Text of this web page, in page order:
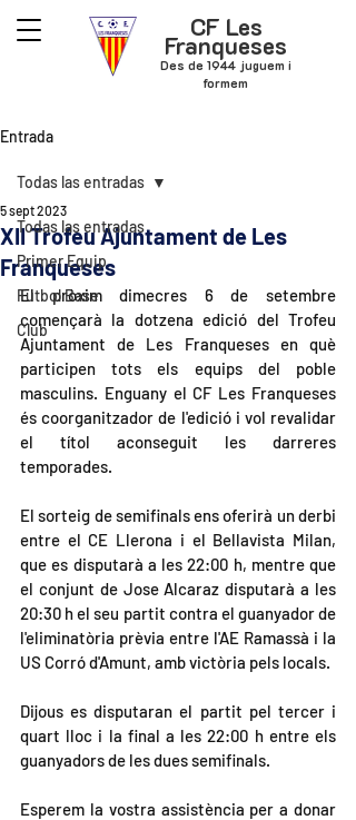
CF Les
Franqueses
Des de 1944 juguem i
formem
Entrada
Todas las entradas
Primer Equip
Futbol Base
Club
Todas las entradas
XII Trofeu Ajuntament de Les
Franqueses
5 sept 2023
El pròxim dimecres 6 de setembre
començarà la dotzena edició del Trofeu
Ajuntament de Les Franqueses en què
participen tots els equips del poble
masculins. Enguany el CF Les Franqueses
és coorganitzador de l'edició i vol revalidar
el títol aconseguit les darreres
temporades.
El sorteig de semifinals ens oferirà un derbi
entre el CE Llerona i el Bellavista Milan,
que es disputarà a les 22:00 h, mentre que
el conjunt de Jose Alcaraz disputarà a les
20:30 h el seu partit contra el guanyador de
l'eliminatòria prèvia entre l'AE Ramassà i la
US Corró d'Amunt, amb victòria pels locals.
Dijous es disputaran el partit pel tercer i
quart lloc i la final a les 22:00 h entre els
guanyadors de les dues semifinals.
Esperem la vostra assistència per a donar